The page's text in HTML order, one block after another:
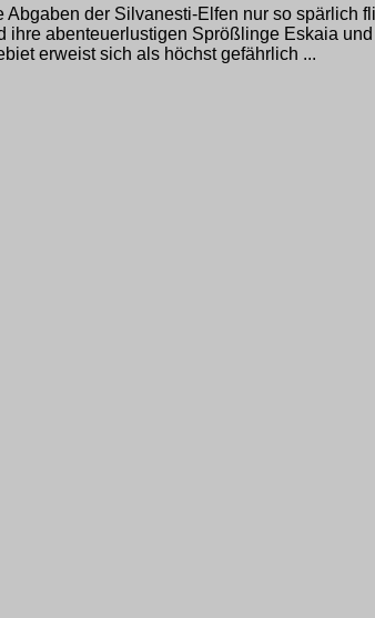
der Silvanesti-Elfen nur so spärlich
abenteuerlustigen Sprößlinge Eskaia
erweist sich als höchst gefährlich ...